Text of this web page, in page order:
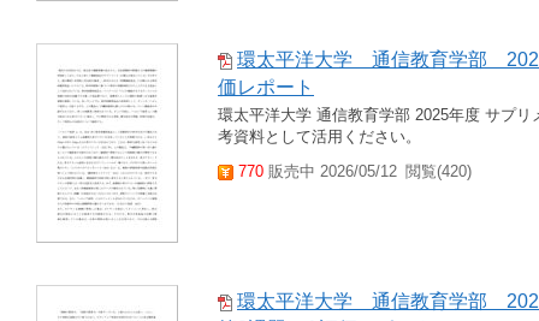
環太平洋大学 通信教育学部
価レポート
環太平洋大学 通信教育学部 2025年度 サプ
考資料として活用ください。
770 販売中 2026/05/12 閲覧(420)
環太平洋大学 通信教育学部